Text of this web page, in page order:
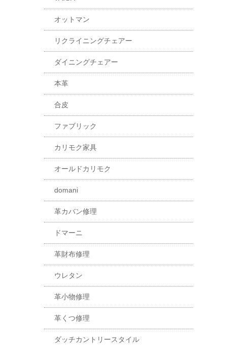
オットマン
リクライニングチェアー
ダイニングチェアー
本革
合皮
ファブリック
カリモク家具
オールドカリモク
domani
革カバン修理
ドマーニ
革財布修理
ウレタン
革小物修理
革くつ修理
ダッチカントリースタイル